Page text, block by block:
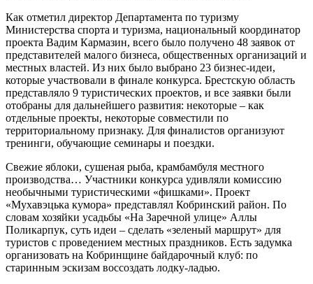
Как отметил директор Департамента по туризму
Министерства спорта и туризма, национальный координатор
проекта Вадим Кармазин, всего было получено 48 заявок от
представителей малого бизнеса, общественных организаций и
местных властей. Из них было выбрано 23 бизнес-идеи,
которые участвовали в финале конкурса. Брестскую область
представляло 9 туристических проектов, и все заявки были
отобраны для дальнейшего развития: некоторые – как
отдельные проекты, некоторые совместили по
территориальному признаку. Для финалистов организуют
тренинги, обучающие семинары и поездки.
Свежие яблоки, сушеная рыба, крамбамбуля местного
производства… Участники конкурса удивляли комиссию
необычными туристическими «фишками». Проект
«Мухавэцька кумора» представлял Кобринский район. По
словам хозяйки усадьбы «На Заречной улице» Аллы
Поликарпук, суть идеи – сделать «зеленый маршрут» для
туристов с проведением местных праздников. Есть задумка
организовать на Кобринщине байдарочный клуб: по
старинным эскизам воссоздать лодку-ладью.